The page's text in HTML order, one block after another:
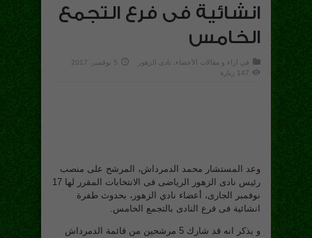
انشائية فى فرع التجمع
الخامس
في اراء و مقالات الأعضاء نادى الزهور
5 نوفمبر، 2017
147 زيارة
وعد المستشار محمد الدمرداش، المرشح على منصب
رئيس نادى الزهور الرياضى فى الانتخابات المقرر لها 17
نوفمبر الجارى، أعضاء نادي الزهور، بحدوث طفرة
انشائية فى فرع النادى بالتجمع الخامس.
و يذكر انه قد شارك 5 مرشحين من قائمة الدمرداش